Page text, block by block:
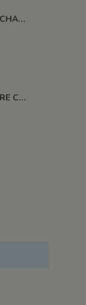
ENSEMBLE DE RECHANGE SONDE 250 MM TYPE S + CORDON 3 M + CONNEXION
PRISE FEMELLE PRE CABLEE POUR ATR 902